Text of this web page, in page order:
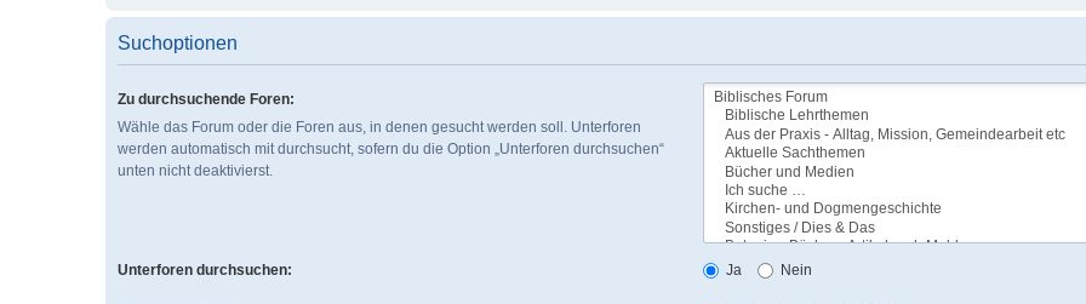
Suchoptionen
Zu durchsuchende Foren:
Wähle das Forum oder die Foren aus, in denen gesucht werden soll. Unterforen
werden automatisch mit durchsucht, sofern du die Option „Unterforen durchsuchen“
unten nicht deaktivierst.
Unterforen durchsuchen: Ja Nein